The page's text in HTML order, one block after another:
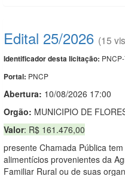
Edital 25/2026 (15
Identificador desta licitação:
Portal: PNCP
Abertura: 10/08/2026 17:00
Orgão: MUNICIPIO DE
Valor: R$ 161.476,00
presente Chamada Pública
alimentícios provenientes da
Familiar Rural ou de suas